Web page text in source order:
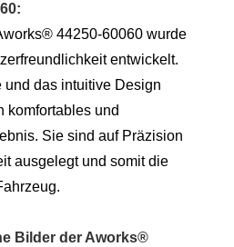
:
44250-60060 wurde
entwickelt.
und das intuitive Design
komfortables und
Sie sind auf Präzision
ausgelegt und somit die
Bilder der Aworks®